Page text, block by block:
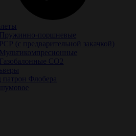
Пружинно-поршневые
РСР (с предварительной закачкой)
Мультикомпресионные
Газобалонные СО2
Флобера